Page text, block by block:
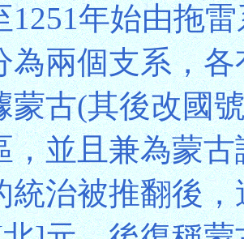
1251年始由拖
為兩個支系，
蒙古(其後改國
，並且兼為蒙
統治被推翻後